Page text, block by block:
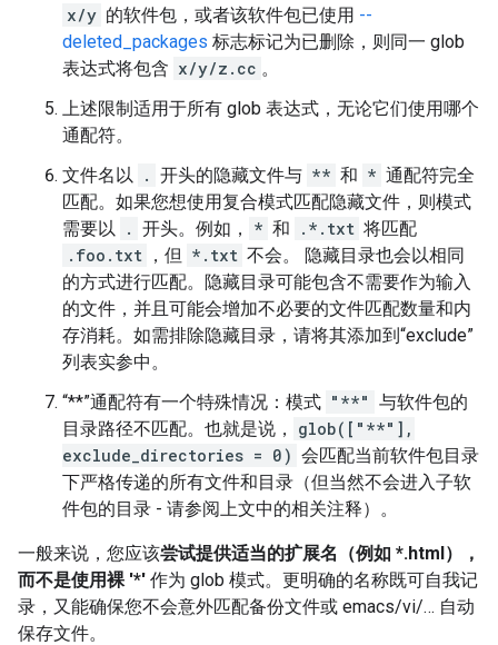
x/y 的软件包，或者该软件包已使用 --
deleted_packages 标志标记为已删除，则同一 glob
表达式将包含 x/y/z.cc 。
上述限制适用于所有 glob 表达式，无论它们使用哪个
通配符。
文件名以
. 开头的隐藏文件与 ** 和 * 通配符完全
匹配。如果您想使用复合模式匹配隐藏文件，则模式
需要以
. 开头。例如， * 和 .*.txt 将匹配
.foo.txt ，但 *.txt 不会。 隐藏目录也会以相同
的方式进行匹配。隐藏目录可能包含不需要作为输入
的文件，并且可能会增加不必要的文件匹配数量和内
存消耗。如需排除隐藏目录，请将其添加到“exclude”
列表实参中。
“**”通配符有一个特殊情况：模式 "**" 与软件包的
目录路径不匹配。也就是说，
glob(["**"],
exclude_directories = 0) 会匹配当前软件包目录
下严格传递的所有文件和目录（但当然不会进入子软
件包的目录 - 请参阅上文中的相关注释）。
一般来说，您应该尝试提供适当的扩展名（例如 *.html），
而不是使用裸 '*' 作为 glob 模式。更明确的名称既可自我记
录，又能确保您不会意外匹配备份文件或 emacs/vi/… 自动
保存文件。